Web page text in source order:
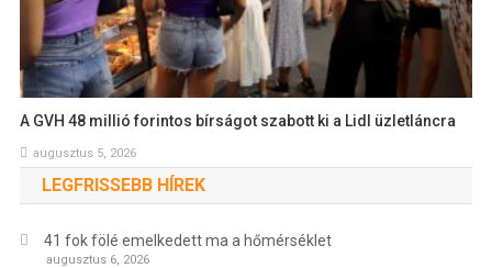
A GVH 48 millió forintos bírságot szabott ki a Lidl üzletláncra
augusztus 5, 2026
LEGFRISSEBB HÍREK
41 fok fölé emelkedett ma a hőmérséklet
augusztus 6, 2026